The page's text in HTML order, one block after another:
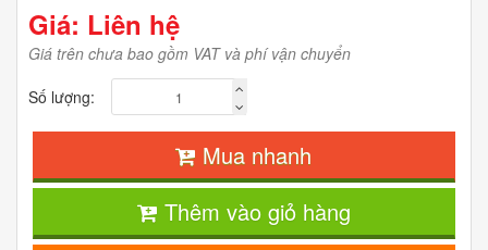
Giá: Liên hệ
Giá trên chưa bao gồm VAT và phí vận chuyển
Số lượng:
Mua nhanh
Thêm vào giỏ hàng